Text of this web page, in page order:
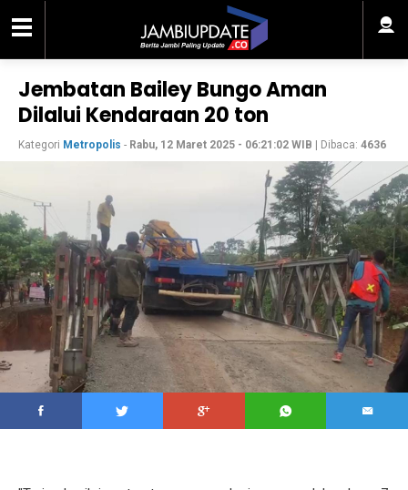
Jembatan Bailey Bungo Aman
Dilalui Kendaraan 20 ton
Kategori Metropolis - Rabu, 12 Maret 2025 - 06:21:02 WIB | Dibaca: 4636